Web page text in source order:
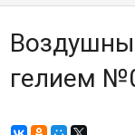
гелием